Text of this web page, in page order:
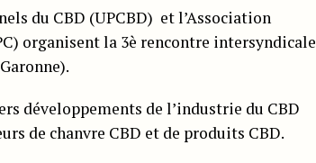
du CBD (UPCBD) et l’Association
organisent la 3è rencontre intersyndicale
développements de l’industrie du CBD
de chanvre CBD et de produits CBD.